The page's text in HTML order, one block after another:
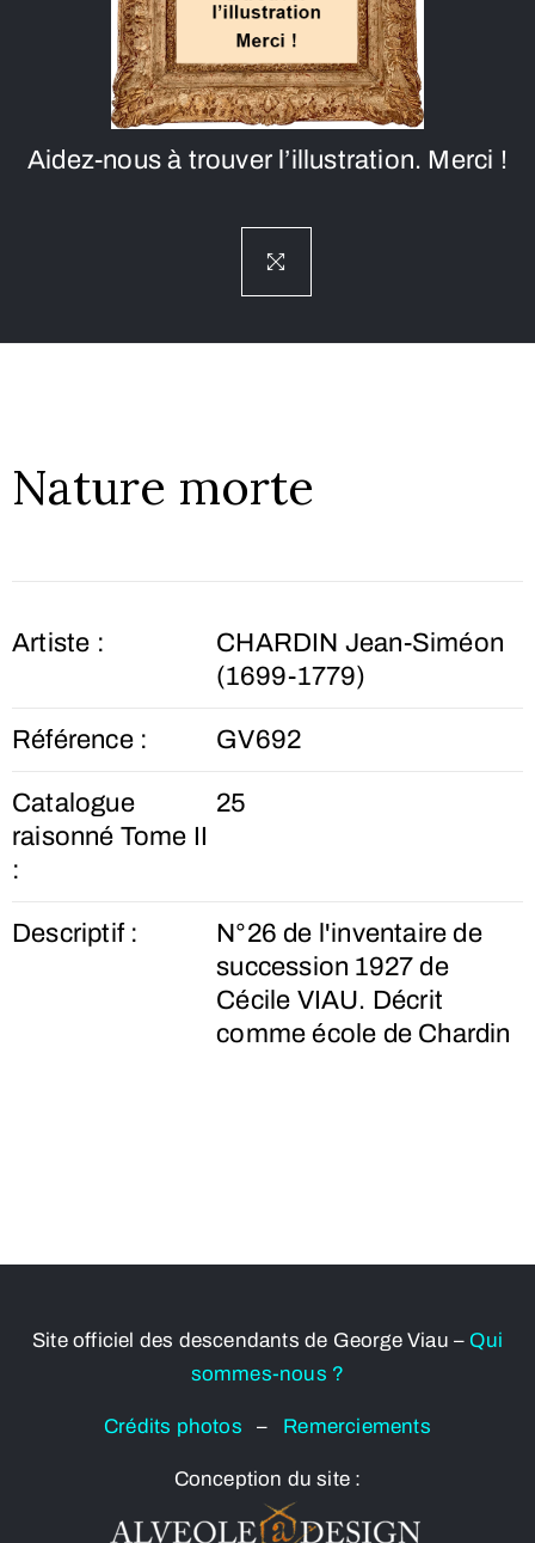
Aidez-nous à trouver l’illustration. Merci !
Nature morte
Artiste :
CHARDIN Jean-Siméon
(1699-1779)
Référence : GV692
Catalogue
raisonné Tome II
:
25
Descriptif :
N°26 de l'inventaire de
succession 1927 de
Cécile VIAU. Décrit
comme école de Chardin
Site officiel des descendants de George Viau – Qui
sommes-nous ?
Crédits photos– Remerciements
Conception du site :